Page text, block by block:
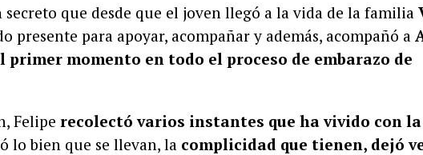
secreto que desde que el joven llegó a la vida de la familia
presente para apoyar, acompañar y además, acompañó a
primer momento en todo el proceso de embarazo de
Felipe recolectó varios instantes que ha vivido con la
lo bien que se llevan, la complicidad que tienen, dejó